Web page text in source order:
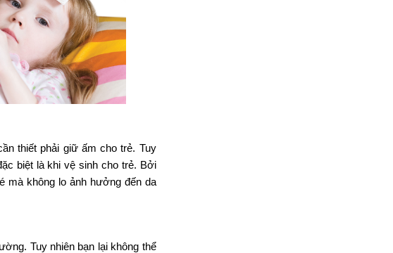
thiết phải giữ ấm cho trẻ. Tuy
biệt là khi vệ sinh cho trẻ. Bởi
mà không lo ảnh hưởng đến da
Tuy nhiên bạn lại không thể